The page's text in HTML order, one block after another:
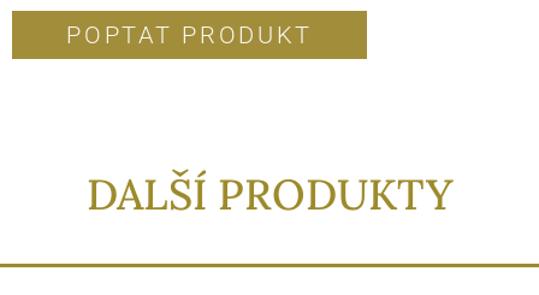
POPTAT PRODUKT
DALŠÍ PRODUKTY